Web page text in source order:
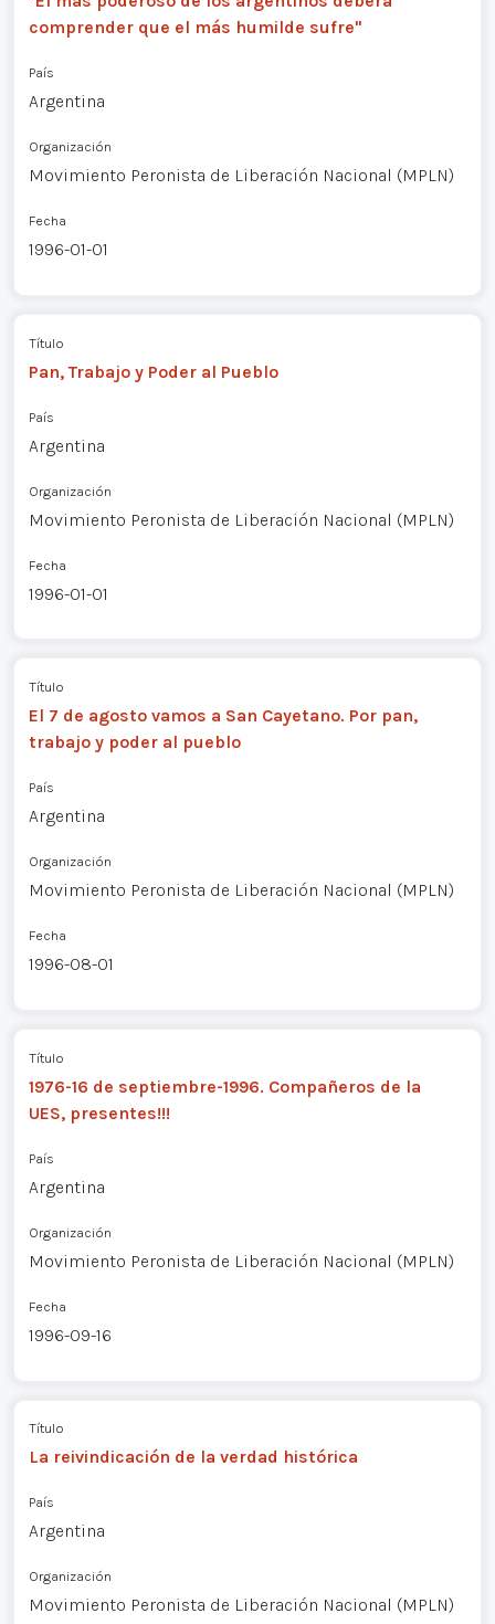
comprender que el más humilde sufre"
País
Argentina
Organización
Movimiento Peronista de Liberación Nacional (MPLN)
Fecha
1996-01-01
Título
Pan, Trabajo y Poder al Pueblo
País
Argentina
Organización
Movimiento Peronista de Liberación Nacional (MPLN)
Fecha
1996-01-01
Título
El 7 de agosto vamos a San Cayetano. Por pan,
trabajo y poder al pueblo
País
Argentina
Organización
Movimiento Peronista de Liberación Nacional (MPLN)
Fecha
1996-08-01
Título
1976-16 de septiembre-1996. Compañeros de la
UES, presentes!!!
País
Argentina
Organización
Movimiento Peronista de Liberación Nacional (MPLN)
Fecha
1996-09-16
Título
La reivindicación de la verdad histórica
País
Argentina
Organización
Movimiento Peronista de Liberación Nacional (MPLN)